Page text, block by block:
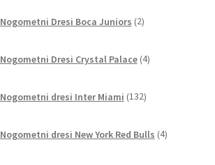
Nogometni Dresi Boca Juniors 2izdelka
Nogometni Dresi Crystal Palace 4izdelki
Nogometni dresi Inter Miami 132izdelkov
Nogometni dresi New York Red Bulls 4izdelki